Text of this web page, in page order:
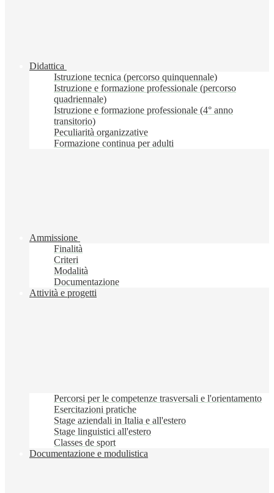
Didattica
Istruzione tecnica (percorso quinquennale)
Istruzione e formazione professionale (percorso
quadriennale)
Istruzione e formazione professionale (4° anno
transitorio)
Peculiarità organizzative
Formazione continua per adulti
Ammissione
Finalità
Criteri
Modalità
Documentazione
Attività e progetti
Percorsi per le competenze trasversali e l'orientamento
Esercitazioni pratiche
Stage aziendali in Italia e all'estero
Stage linguistici all'estero
Classes de sport
Documentazione e modulistica